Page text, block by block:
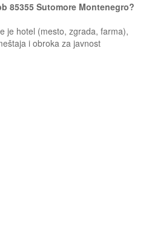
85355 Sutomore Montenegro?
je hotel (mesto, zgrada, farma),
i obroka za javnost